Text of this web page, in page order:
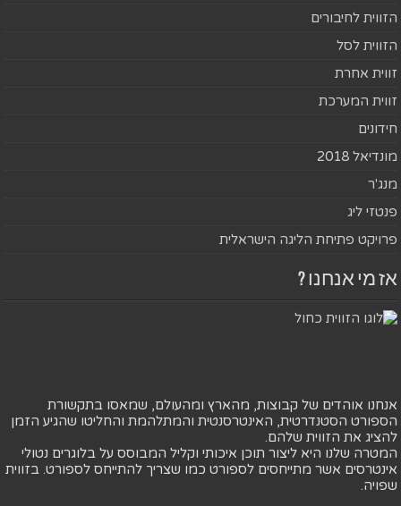
הזווית לחיבורים
הזווית לסל
זווית אחרת
זווית המערכת
חידונים
מונדיאל 2018
מנג'ר
פנטזי ליג
פרויקט פתיחת הליגה הישראלית
אז מי אנחנו ?
אנחנו אוהדים של קבוצות, מהארץ ומהעולם, שמאסו בתקשורת
הספורט הסטנדרטית, האינטרסנטית והמתלהמת והחליטו שהגיע הזמן
להציג את הזווית שלהם.
המטרה שלנו היא ליצור תוכן איכותי וקליל המבוסס על בלוגרים נטולי
אינטרסים אשר מתייחסים לספורט כמו שצריך להתייחס לספורט. בזווית
שפויה.